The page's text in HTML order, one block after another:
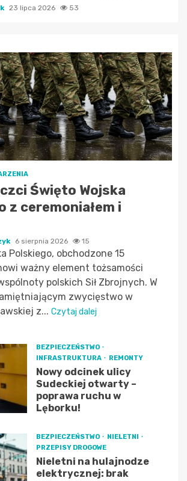
23 lipca 2026 53
Święto Wojska
z ceremoniałem i
6 sierpnia 2026 15
Polskiego, obchodzone 15
ważny element tożsamości
polskich Sił Zbrojnych. W
zwycięstwo w
z... Czytaj dalej
BEZPIECZEŃSTWO
INFRASTRUKTURA
REMONTY
Nowy odcinek ulicy
Sudeckiej otwarty –
poprawa ruchu w
Lęborku!
BEZPIECZEŃSTWO
NIELETNI
PRZEPISY DROGOWE
Nieletni na hulajnodze
elektrycznej: brak